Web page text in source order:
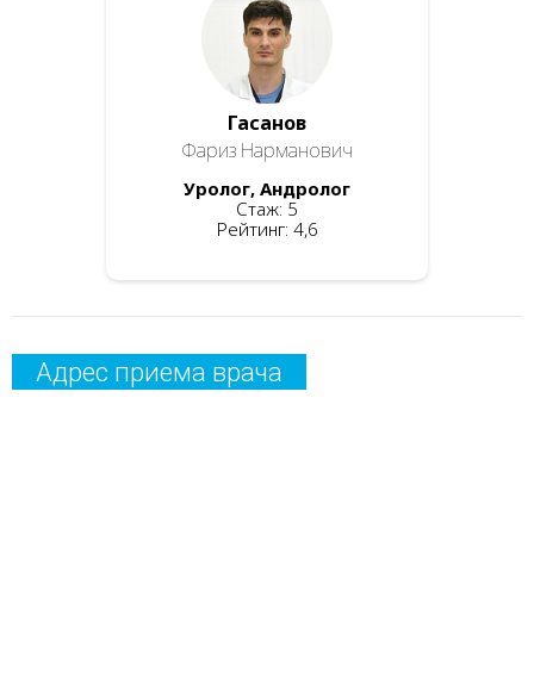
Гасанов
Фариз Нарманович
Уролог, Андролог
Стаж: 5
Рейтинг: 4,6
Адрес приема врача